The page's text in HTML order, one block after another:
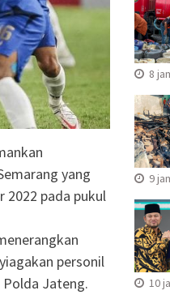
yang
2022 pada pukul
personil
Jateng.
8
9
10